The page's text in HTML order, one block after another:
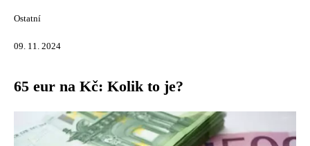
Ostatní
09. 11. 2024
65 eur na Kč: Kolik to je?